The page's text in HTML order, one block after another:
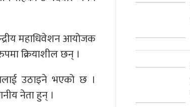
महाधिवेशन आयोजक
क्रियाशील छन् ।
उठाइने भएको छ ।
नेता हुन् ।